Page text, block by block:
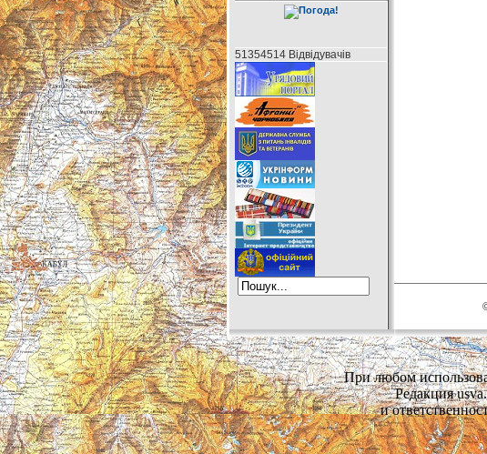
51354514 Відвідувачів
При любом
Редакция
и